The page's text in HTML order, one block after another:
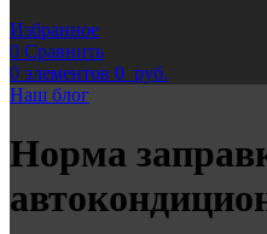
Избранное
0 Сравнить
0 элементов 0 руб.
Наш блог
Норма